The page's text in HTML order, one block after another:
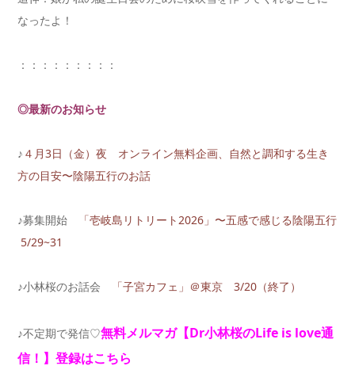
なったよ！
：：：：：：：：：
◎最新のお知らせ
♪ ４月3日（金）夜 オンライン無料企画、自然と調和する生き
方の目安〜陰陽五行のお話
♪募集開始
「壱岐島リトリート2026」〜五感で感じる陰陽五行
5/29~31
♪小林桜のお話会 「子宮カフェ」＠東京 3/20（終了）
♪不定期で発信♡無料メルマガ【Dr小林桜のLife is love通
信！】登録はこちら